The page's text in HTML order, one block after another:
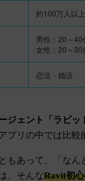
約100万人以上
男性：20～40
女性：20～30
恋活・婚活
ジェント「ラビッ
プリの中では比較
もあって、「な
、そんなRavit初